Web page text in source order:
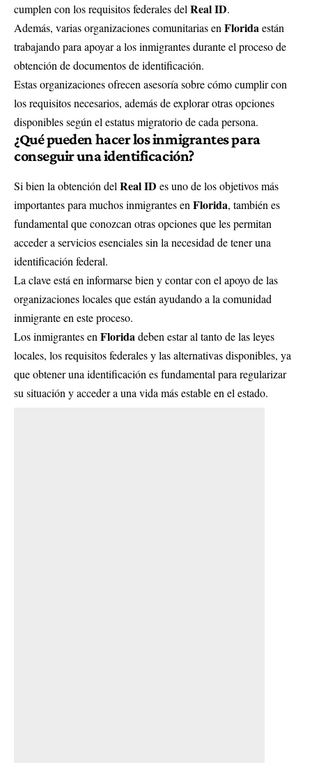
cumplen con los requisitos federales delReal ID.
Además, varias organizaciones comunitarias enFloridaestán
trabajando para apoyar a los inmigrantes durante el proceso de
obtención de documentos de identificación.
Estas organizaciones ofrecen asesoría sobre cómo cumplir con
los requisitos necesarios, además de explorar otras opciones
disponibles según el estatus migratorio de cada persona.
¿Qué pueden hacer los inmigrantes para
conseguir una identificación?
Si bien la obtención delReal ID es uno de los objetivos más
importantes para muchos inmigrantes enFlorida, también es
fundamental que conozcan otras opciones que les permitan
acceder a servicios esenciales sin la necesidad de tener una
identificación federal.
La clave está en informarse bien y contar con el apoyo de las
organizaciones locales que están ayudando a la comunidad
inmigrante en este proceso.
Los inmigrantes enFloridadeben estar al tanto de las leyes
locales, los requisitos federales y las alternativas disponibles, ya
que obtener una identificación es fundamental para regularizar
su situación y acceder a una vida más estable en el estado.